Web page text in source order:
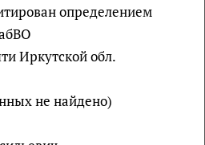
определением
Иркутской обл.
не найдено)